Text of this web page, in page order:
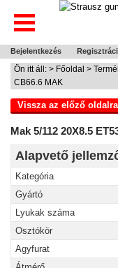
Bejelentkezés
Ön itt áll: > Főoldal >
CB66.6 MAK
Vissza az előző oldalra
Mak 5/112 20X8.5
Alapvető
Kategória
Gyártó
Lyukak száma
Osztókör
Agyfurat